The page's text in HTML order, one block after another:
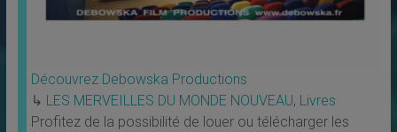
Découvrez Debowska Productions
↳ LES MERVEILLES DU MONDE NOUVEAU, Livres
Profitez de la possibilité de louer ou télécharger les